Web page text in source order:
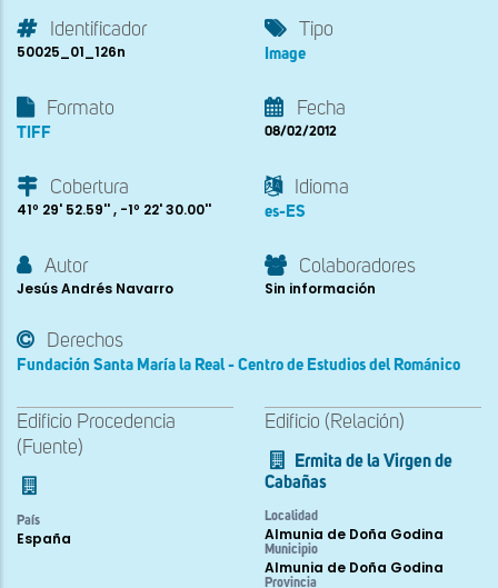
Identificador
50025_01_126n
Tipo
Image
Formato
TIFF
Fecha
08/02/2012
Cobertura
41º 29' 52.59'' , -1º 22' 30.00''
Idioma
es-ES
Autor
Jesús Andrés Navarro
Colaboradores
Sin información
Derechos
Fundación Santa María la Real - Centro de Estudios del Románico
Edificio Procedencia
(Fuente)
País
España
Edificio (Relación)
Ermita de la Virgen de
Cabañas
Localidad
Almunia de Doña Godina
Municipio
Almunia de Doña Godina
Provincia